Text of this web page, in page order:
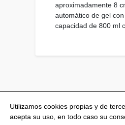
aproximadamente 8
automático de gel
capacidad de 800 ml
Utilizamos cookies propias y de
acepta su uso, en todo caso su